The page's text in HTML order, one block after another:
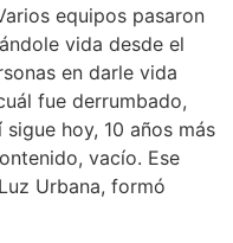
equipos pasaron
vida desde el
en darle vida
fue derrumbado,
hoy, 10 años más
vacío. Ese
Urbana, formó